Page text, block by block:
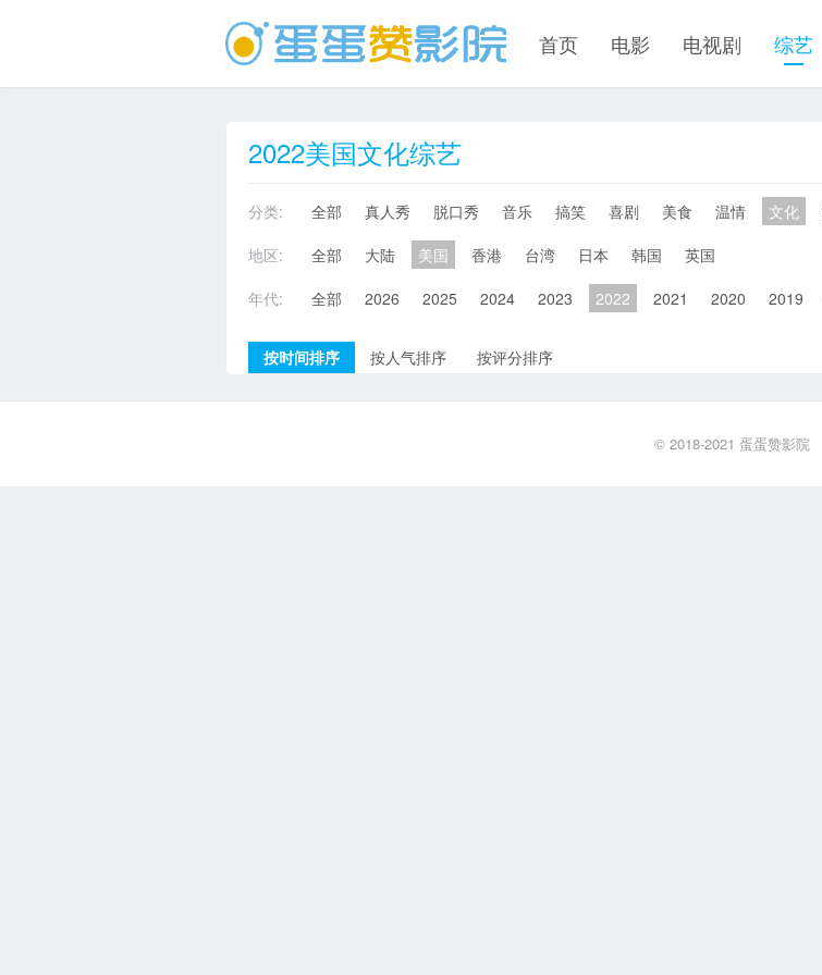
首页 电影 电视剧 综艺
2022美国文化综艺
分类: 全部 真人秀 脱口秀 音乐 搞笑 喜剧 美食 温情 文化
地区:
全部 大陆 美国 香港 台湾 日本 韩国
英国
年代:
全部 2026 2025 2024 2023 2022 2021 2020 2019
按时间排序 按人气排序 按评分排序
© 2018-2021 蛋蛋赞影院